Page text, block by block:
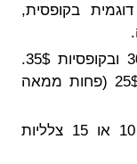
בקופסית,
עלות הקומבו בשקיות קטנות היא 30$ ובקופסיות 35$.
אחרי ה-29% הנחה יצא לי לשלם כ-25$ (פחות ממאה
של 10 או 15 צלליות